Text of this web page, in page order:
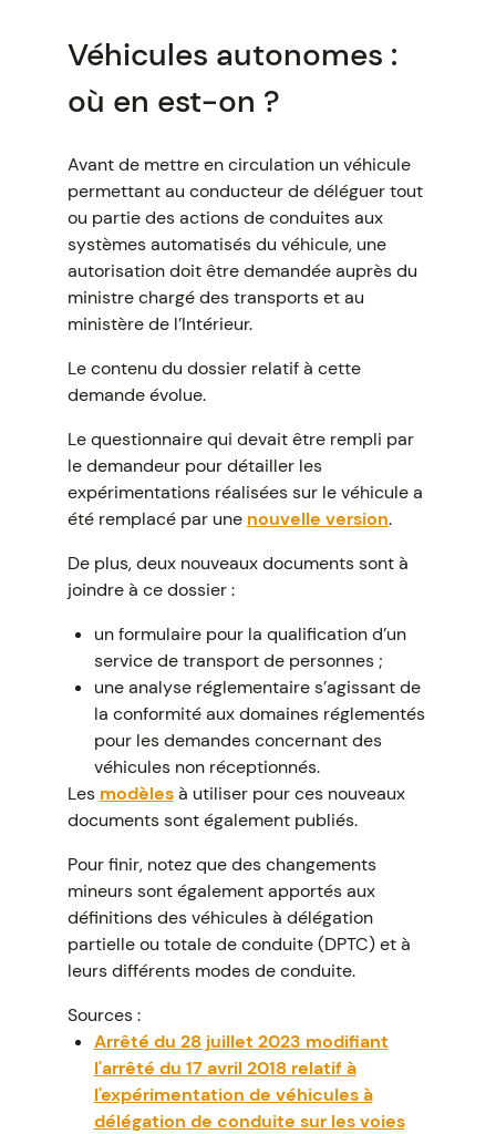
Véhicules autonomes :
où en est-on ?
Avant de mettre en circulation un véhicule
permettant au conducteur de déléguer tout
ou partie des actions de conduites aux
systèmes automatisés du véhicule, une
autorisation doit être demandée auprès du
ministre chargé des transports et au
ministère de l’Intérieur.
Le contenu du dossier relatif à cette
demande évolue.
Le questionnaire qui devait être rempli par
le demandeur pour détailler les
expérimentations réalisées sur le véhicule a
été remplacé par une nouvelle version.
De plus, deux nouveaux documents sont à
joindre à ce dossier :
un formulaire pour la qualification d’un
service de transport de personnes ;
une analyse réglementaire s’agissant de
la conformité aux domaines réglementés
pour les demandes concernant des
véhicules non réceptionnés.
Les modèlesà utiliser pour ces nouveaux
documents sont également publiés.
Pour finir, notez que des changements
mineurs sont également apportés aux
définitions des véhicules à délégation
partielle ou totale de conduite (DPTC) et à
leurs différents modes de conduite.
Sources :
Arrêté du 28 juillet 2023 modifiant
l'arrêté du 17 avril 2018 relatif à
l'expérimentation de véhicules à
délégation de conduite sur les voies